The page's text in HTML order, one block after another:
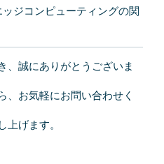
ジコンピューティングの関
、誠にありがとうございま
、お気軽にお問い合わせく
げます。